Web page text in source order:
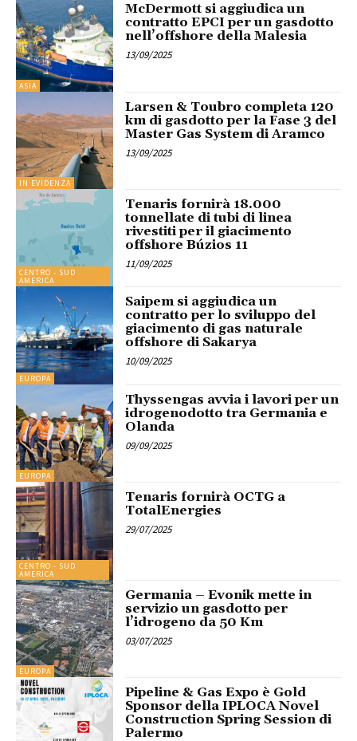
ASIA
McDermott si aggiudica un
contratto EPCI per un gasdotto
nell’offshore della Malesia
13/09/2025
IN EVIDENZA
Larsen & Toubro completa 120
km di gasdotto per la Fase 3 del
Master Gas System di Aramco
13/09/2025
CENTRO - SUD
AMERICA
Tenaris fornirà 18.000
tonnellate di tubi di linea
rivestiti per il giacimento
offshore Búzios 11
11/09/2025
EUROPA
Saipem si aggiudica un
contratto per lo sviluppo del
giacimento di gas naturale
offshore di Sakarya
10/09/2025
EUROPA
Thyssengas avvia i lavori per un
idrogenodotto tra Germania e
Olanda
09/09/2025
CENTRO - SUD
AMERICA
Tenaris fornirà OCTG a
TotalEnergies
29/07/2025
EUROPA
Germania – Evonik mette in
servizio un gasdotto per
l’idrogeno da 50 Km
03/07/2025
Pipeline & Gas Expo è Gold
Sponsor della IPLOCA Novel
Construction Spring Session di
Palermo